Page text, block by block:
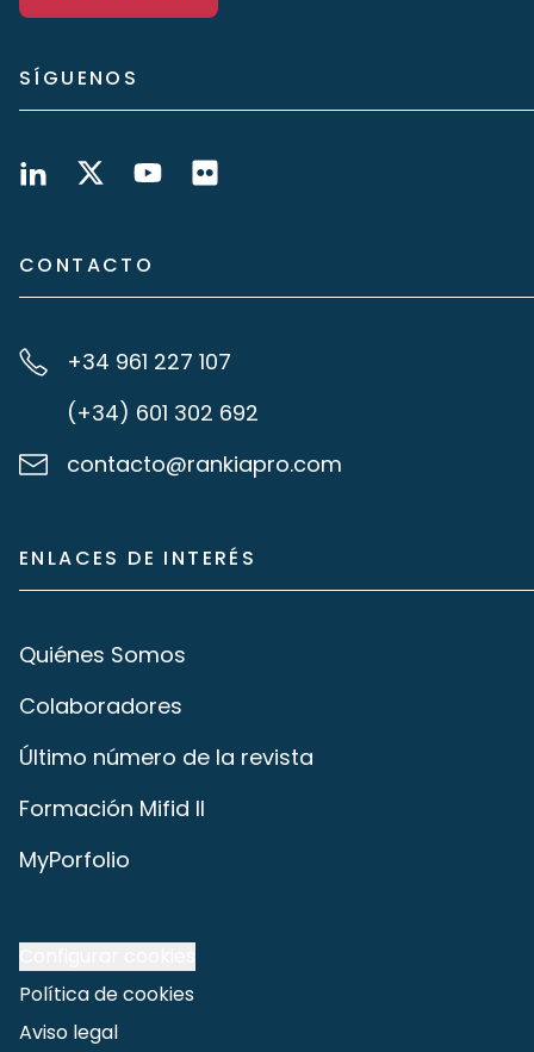
SÍGUENOS
CONTACTO
+34 961 227 107
(+34) 601 302 692
contacto@rankiapro.com
ENLACES DE INTERÉS
Quiénes Somos
Colaboradores
Último número de la revista
Formación Mifid II
MyPorfolio
Política de cookies
Aviso legal